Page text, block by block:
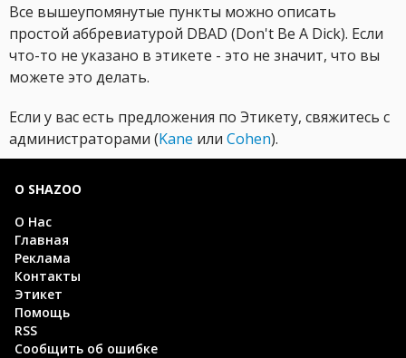
Все вышеупомянутые пункты можно описать
простой аббревиатурой DBAD (Don't Be A Dick). Если
что-то не указано в этикете - это не значит, что вы
можете это делать.
Если у вас есть предложения по Этикету, свяжитесь с
администраторами (Kane или Cohen).
О SHAZOO
О Нас
Главная
Реклама
Контакты
Этикет
Помощь
RSS
Сообщить об ошибке